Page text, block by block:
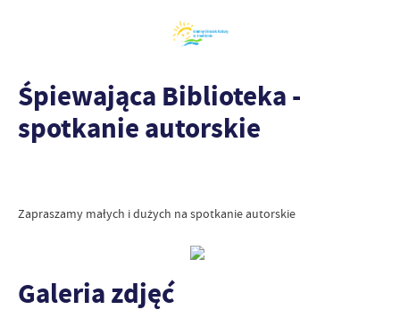
Śpiewająca Biblioteka -
spotkanie autorskie
Zapraszamy małych i dużych na spotkanie autorskie
Galeria zdjęć